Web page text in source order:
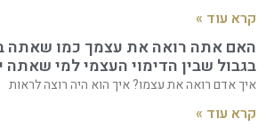
קרא עוד »
האם אתה רואה את עצמך כמו שאתה
בגבול שבין הדימוי העצמי למי שאתה
איך אדם רואה את עצמו? איך הוא היה רוצה לראות
קרא עוד »